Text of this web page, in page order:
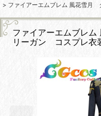
> ファイアーエムブレム 風花雪月
ファイアーエムブレ
リーガン コスプレ衣